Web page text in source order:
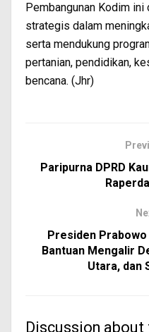
Pembangunan Kodim
strategis dalam
serta mendukung
pertanian, pendidikan,
bencana. (Jhr)
Paripurna DPRD
Presiden
Bantuan Mengalir
Utara, dan
Discussion